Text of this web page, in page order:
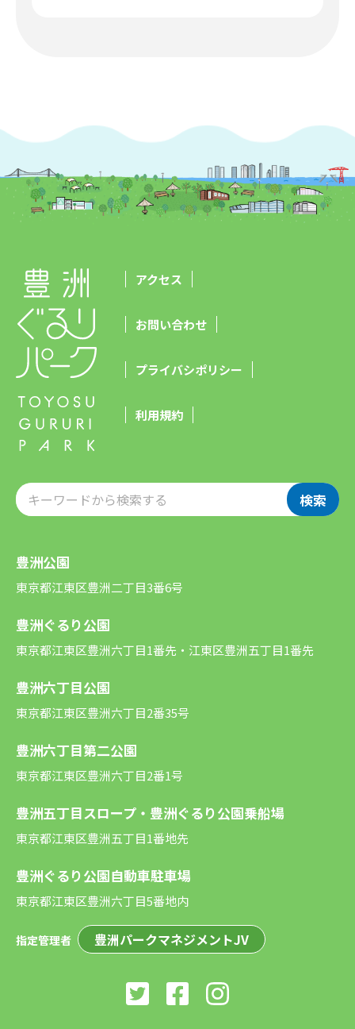
アクセス
お問い合わせ
プライバシポリシー
利用規約
検索
豊洲公園
東京都江東区豊洲二丁目3番6号
豊洲ぐるり公園
東京都江東区豊洲六丁目1番先・江東区豊洲五丁目1番先
豊洲六丁目公園
東京都江東区豊洲六丁目2番35号
豊洲六丁目第二公園
東京都江東区豊洲六丁目2番1号
豊洲五丁目スロープ・豊洲ぐるり公園乗船場
東京都江東区豊洲五丁目1番地先
豊洲ぐるり公園自動車駐車場
東京都江東区豊洲六丁目5番地内
指定管理者 豊洲パークマネジメントJV